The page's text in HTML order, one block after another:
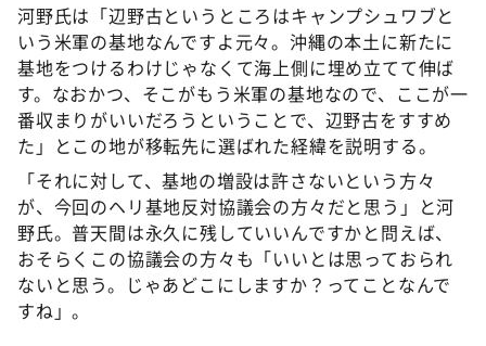
河野氏は「辺野古というところはキャンプシュワブと
いう米軍の基地なんですよ元々。沖縄の本土に新たに
基地をつけるわけじゃなくて海上側に埋め立てて伸ば
す。なおかつ、そこがもう米軍の基地なので、ここが一
番収まりがいいだろうということで、辺野古をすすめ
た」とこの地が移転先に選ばれた経緯を説明する。
「それに対して、基地の増設は許さないという方々
が、今回のヘリ基地反対協議会の方々だと思う」と河
野氏。普天間は永久に残していいんですかと問えば、
おそらくこの協議会の方々も「いいとは思っておられ
ないと思う。じゃあどこにしますか？ってことなんで
すね」。